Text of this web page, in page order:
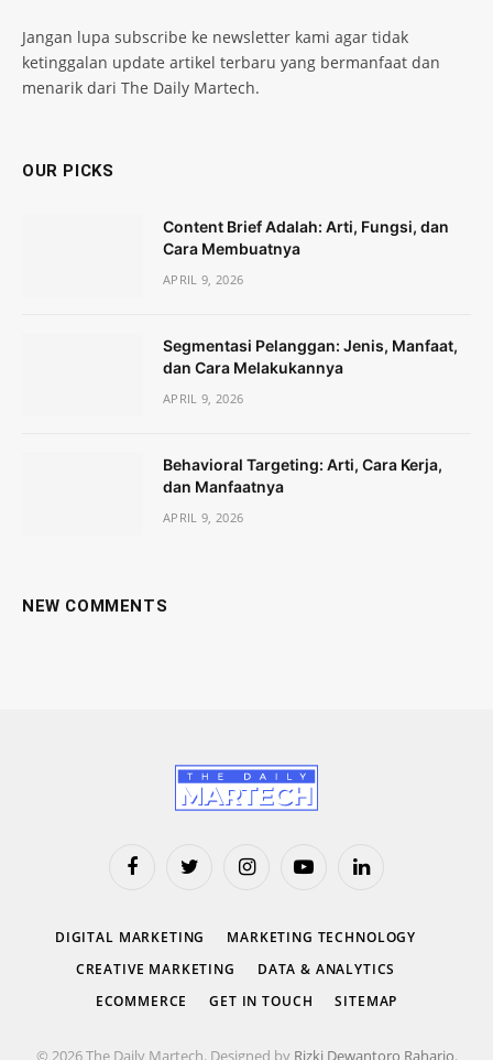
Jangan lupa subscribe ke newsletter kami agar tidak
ketinggalan update artikel terbaru yang bermanfaat dan
menarik dari The Daily Martech.
OUR PICKS
Content Brief Adalah: Arti, Fungsi, dan
Cara Membuatnya
APRIL 9, 2026
Segmentasi Pelanggan: Jenis, Manfaat,
dan Cara Melakukannya
APRIL 9, 2026
Behavioral Targeting: Arti, Cara Kerja,
dan Manfaatnya
APRIL 9, 2026
NEW COMMENTS
FacebookTwitter InstagramYouTubeLinkedIn
DIGITAL MARKETING
MARKETING TECHNOLOGY
CREATIVE MARKETING
DATA & ANALYTICS
ECOMMERCE
GET IN TOUCH SITEMAP
© 2026 The Daily Martech. Designed by Rizki Dewantoro Raharjo.